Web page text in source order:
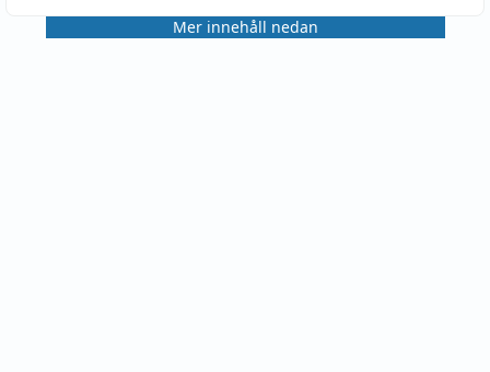
Mer innehåll nedan